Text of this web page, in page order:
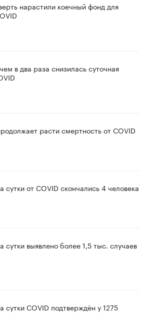
нарастили коечный фонд для
в два раза снизилась суточная
расти смертность от COVID
от COVID скончались 4 человека
выявлено более 1,5 тыс. случаев
COVID подтверждён у 1275